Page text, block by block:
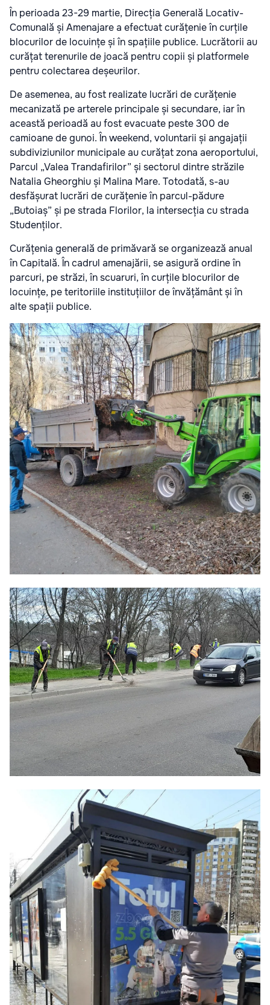
În perioada 23-29 martie, Direcția Generală Locativ-
Comunală și Amenajare a efectuat curățenie în curțile
blocurilor de locuințe și în spațiile publice. Lucrătorii au
curățat terenurile de joacă pentru copii și platformele
pentru colectarea deșeurilor.
De asemenea, au fost realizate lucrări de curățenie
mecanizată pe arterele principale și secundare, iar în
această perioadă au fost evacuate peste 300 de
camioane de gunoi. În weekend, voluntarii și angajații
subdiviziunilor municipale au curățat zona aeroportului,
Parcul „Valea Trandafirilor” și sectorul dintre străzile
Natalia Gheorghiu și Malina Mare. Totodată, s-au
desfășurat lucrări de curățenie în parcul-pădure
„Butoiaș” și pe strada Florilor, la intersecția cu strada
Studenților.
Curățenia generală de primăvară se organizează anual
în Capitală. În cadrul amenajării, se asigură ordine în
parcuri, pe străzi, în scuaruri, în curțile blocurilor de
locuințe, pe teritoriile instituțiilor de învățământ și în
alte spații publice.